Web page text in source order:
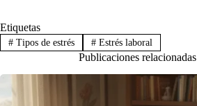
Etiquetas
#Tipos de estrés #Estrés laboral
Publicaciones relacionadas